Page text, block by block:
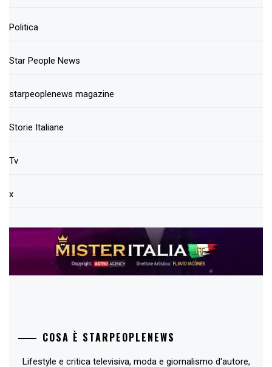
Politica
Star People News
starpeoplenews magazine
Storie Italiane
Tv
x
COSA È STARPEOPLENEWS
Lifestyle e critica televisiva, moda e giornalismo d'autore,